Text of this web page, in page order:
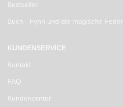
Bestseller
Buch - Fynn und die magische Feder
KUNDENSERVICE
Kontakt
FAQ
Kundencenter